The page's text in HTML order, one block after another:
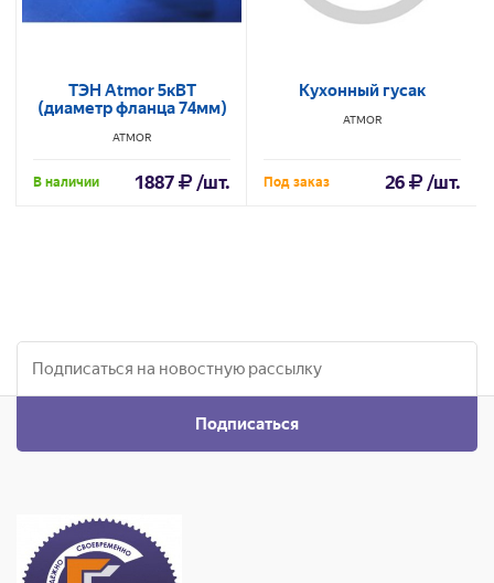
ТЭН Atmor 5кВТ
(диаметр фланца 74мм)
ATMOR
В наличии 1887 /шт.
Кухонный гусак
ATMOR
Под заказ 26 /шт.
Подписаться